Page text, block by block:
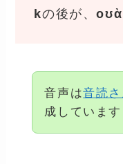
kの後が、oʊὰ
音声は音読さ
成しています